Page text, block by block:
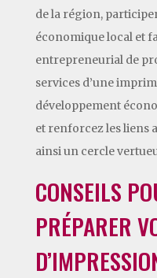
de la région,
économique local et
entrepreneurial de
services d’une
développement
et renforcez les liens
ainsi un cercle
CONSEILS
PRÉPARER